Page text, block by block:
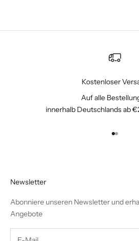
Kostenloser
Auf alle
innerhalb Deutschlands ab
Gehe zu
Gehe
Newsletter
Abonniere unseren Newsletter und
Angebote